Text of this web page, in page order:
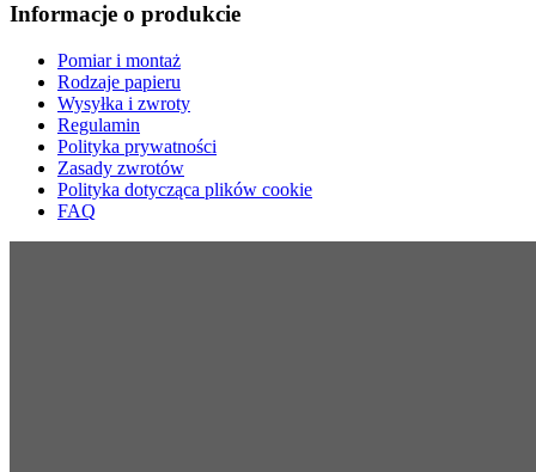
Informacje o produkcie
Pomiar i montaż
Rodzaje papieru
Wysyłka i zwroty
Regulamin
Polityka prywatności
Zasady zwrotów
Polityka dotycząca plików cookie
FAQ